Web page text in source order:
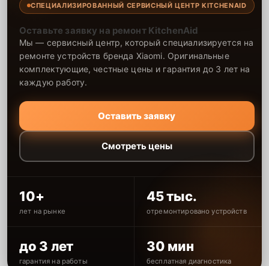
СПЕЦИАЛИЗИРОВАННЫЙ СЕРВИСНЫЙ ЦЕНТР KITCHENAID
Оставьте заявку на ремонт KitchenAid
Мы — сервисный центр, который специализируется на
ремонте устройств бренда Xiaomi. Оригинальные
комплектующие, честные цены и гарантия до 3 лет на
каждую работу.
Оставить заявку
Смотреть цены
10+
лет на рынке
45 тыс.
отремонтировано устройств
до 3 лет
гарантия на работы
30 мин
бесплатная диагностика